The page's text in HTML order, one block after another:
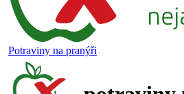
Potraviny na pranýři